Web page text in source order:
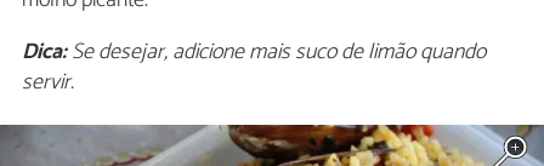
Dica:Se desejar, adicione mais suco de limão quando
servir.